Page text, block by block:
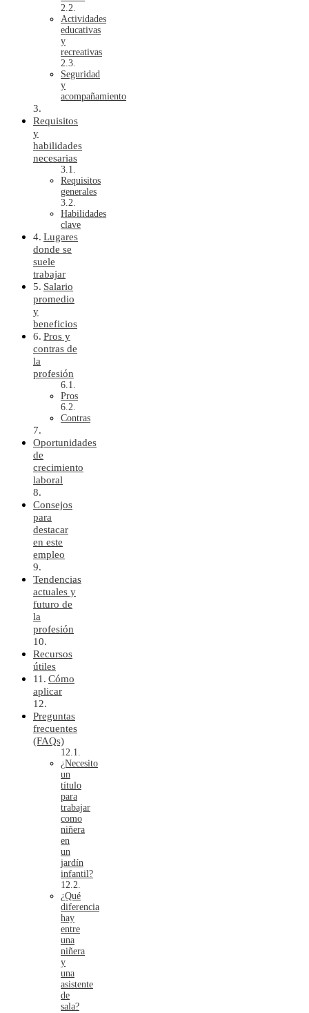
Actividades
educativas
y
recreativas
Seguridad
y
acompañamiento
Requisitos
y
habilidades
necesarias
Requisitos
generales
Habilidades
clave
Lugares
donde se
suele
trabajar
Salario
promedio
y
beneficios
Pros y
contras de
la
profesión
Pros
Contras
Oportunidades
de
crecimiento
laboral
Consejos
para
destacar
en este
empleo
Tendencias
actuales y
futuro de
la
profesión
Recursos
útiles
Cómo
aplicar
Preguntas
frecuentes
(FAQs)
¿Necesito
un
título
para
trabajar
como
niñera
en
un
jardín
infantil?
¿Qué
diferencia
hay
entre
una
niñera
y
una
asistente
de
sala?